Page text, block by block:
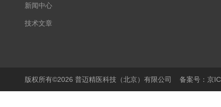
新闻中心
技术文章
版权所有©2026 普迈精医科技（北京）有限公司 备案号：京